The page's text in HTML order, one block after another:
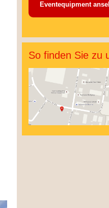
Eventequipment
So finden Sie zu